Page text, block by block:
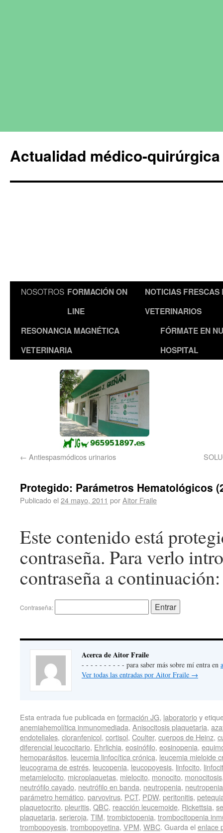
Actualidad médico-
NOSOTROS FORMACIÓN ON
LINE
NOTICIAS FRESCAS
VETERINARIOS
RESONANCIA MAGNÉTICA
VETERINARIA
FÓRMATE EN
HOSPITAL
← Antiespasmódicos urinarios
Protegido: Parámetros Hematológicos
Publicado el 24 mayo, 2011 porAitor Fraile
Este contenido está
contraseña. Para verlo
contraseña a continuación:
Contraseña:
Acerca de Aitor Fraile
- - - - - - - - - - para saber más sobre mí entra en
Ver todas las entradas por Aitor Fraile →
Esta entrada fue publicada en formación JG, laboratorioy
anemiahemolítica inmunomediada, Anisocitosis plaquetaria,
endoteliales, cloranfenicol, cortisol, Coulter, cuerpos de Heinz,
diferencial leucocitario, Ehrlichia, eosinófilo, eosinopenia,
hemoparásitos, leucemia linfocítica crónica, leucemia mieloide
leucograma de estrés, leucopenia, leucopoyesis, linfocito,
metamielocito, microplaquetas, mielocito, monocito, monocitosis
neutrófilo cayado, neutrófilo en banda, neutropenia,
parámetro hemático, parvovirus, PCT, PDW, peritonitis,
plaquetocrito, pleuritis, QBC, reacción leucemoide, Rickettsia,
plaquetaria, serieroja, TIM, trombictopenia, trombocitopenia
trombopoyesis, trombopoyetina, VPM, WBC. Guarda el enlace